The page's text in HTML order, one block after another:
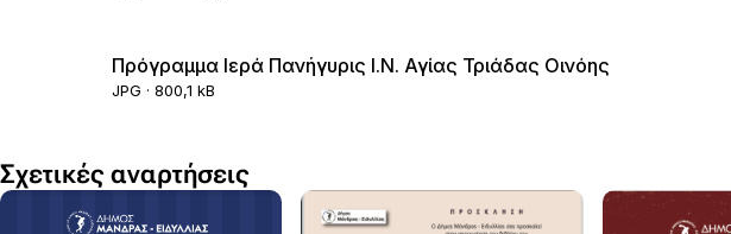
Πρόγραμμα Ιερά Πανήγυρις Ι.Ν. Αγίας Τριάδας Οινόης
JPG · 800,1 kB
Σχετικές αναρτήσεις